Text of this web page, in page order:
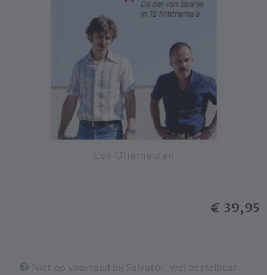
Cor Oliemeulen
€ 39,95
Niet op voorraad bij Salvator, wel bestelbaar